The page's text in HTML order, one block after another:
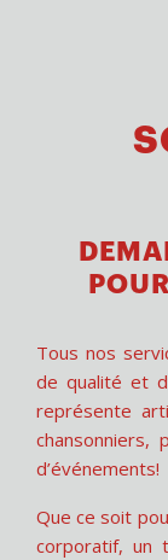
Tous nos
de qualité et
représente
d’événements!
Que ce soit
corporatif, un